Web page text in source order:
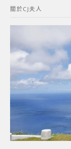
字:
關於CJ夫人